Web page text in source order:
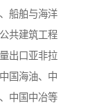
船舶与海洋
共建筑工程
出口亚非拉
国海油、中
中国中冶等